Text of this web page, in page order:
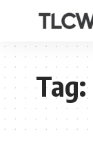
Tag: